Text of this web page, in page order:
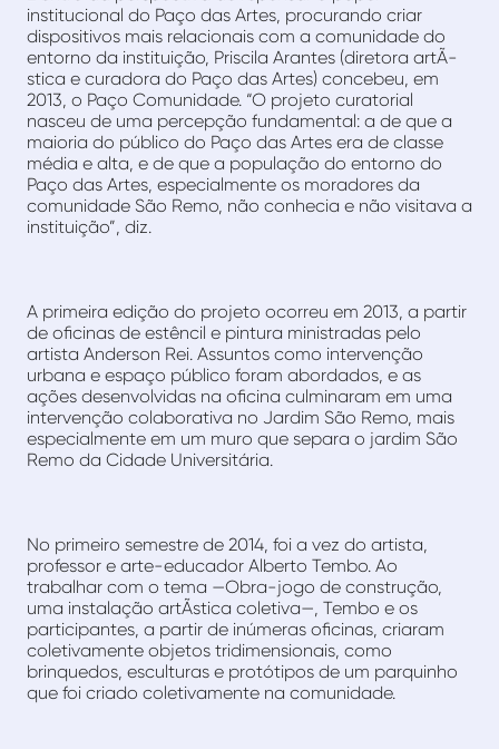
institucional do Paço das Artes, procurando criar
dispositivos mais relacionais com a comunidade do
entorno da instituição, Priscila Arantes (diretora artÃ­
stica e curadora do Paço das Artes) concebeu, em
2013, o Paço Comunidade. “O projeto curatorial
nasceu de uma percepção fundamental: a de que a
maioria do público do Paço das Artes era de classe
média e alta, e de que a população do entorno do
Paço das Artes, especialmente os moradores da
comunidade São Remo, não conhecia e não visitava a
instituição”, diz.
A primeira edição do projeto ocorreu em 2013, a partir
de oficinas de estêncil e pintura ministradas pelo
artista Anderson Rei. Assuntos como intervenção
urbana e espaço público foram abordados, e as
ações desenvolvidas na oficina culminaram em uma
intervenção colaborativa no Jardim São Remo, mais
especialmente em um muro que separa o jardim São
Remo da Cidade Universitária.
No primeiro semestre de 2014, foi a vez do artista,
professor e arte-educador Alberto Tembo. Ao
trabalhar com o tema —Obra-jogo de construção,
uma instalação artÃ­stica coletiva—, Tembo e os
participantes, a partir de inúmeras oficinas, criaram
coletivamente objetos tridimensionais, como
brinquedos, esculturas e protótipos de um parquinho
que foi criado coletivamente na comunidade.